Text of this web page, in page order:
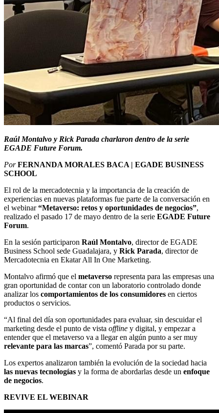
Raúl Montalvo y Rick Parada charlaron dentro de la serie
EGADE Future Forum.
Por FERNANDA MORALES BACA | EGADE BUSINESS
SCHOOL
El rol de la mercadotecnia y la importancia de la creación de
experiencias en nuevas plataformas fue parte de la conversación en
el webinar“Metaverso: retos y oportunidades de negocios”,
realizado el pasado 17 de mayo dentro de la serie EGADE Future
Forum.
En la sesión participaron Raúl Montalvo, director de EGADE
Business School sede Guadalajara, y Rick Parada, director de
Mercadotecnia en Ekatar All In One Marketing.
Montalvo afirmó que el metaverso representa para las empresas una
gran oportunidad de contar con un laboratorio controlado donde
analizar los comportamientos de los consumidores en ciertos
productos o servicios.
“Al final del día son oportunidades para evaluar, sin descuidar el
marketing desde el punto de vista offline y digital, y empezar a
entender que el metaverso va a llegar en algún punto a ser muy
relevante para las marcas”, comentó Parada por su parte.
Los expertos analizaron también la evolución de la sociedad hacia
las nuevas tecnologías y la forma de abordarlas desde un enfoque
de negocios.
REVIVE EL WEBINAR